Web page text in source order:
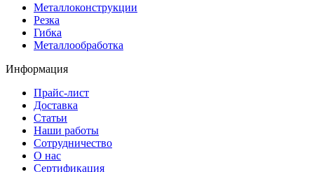
Металлоконструкции
Резка
Гибка
Металлообработка
Информация
Прайс-лист
Доставка
Статьи
Наши работы
Сотрудничество
О нас
Сертификация